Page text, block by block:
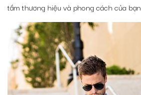
tầm thương hiệu và phong cách của bạn.